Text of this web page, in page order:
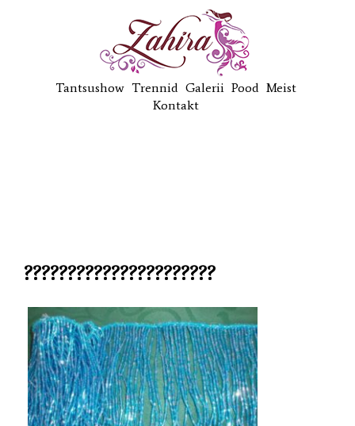
Tantsushow Trennid Galerii Pood Meist
Kontakt
??????????????????????